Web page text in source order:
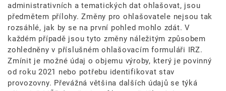
administrativních a tematických dat ohlašovat, jsou
předmětem přílohy. Změny pro ohlašovatele nejsou tak
rozsáhlé, jak by se na první pohled mohlo zdát. V
každém případě jsou tyto změny náležitým způsobem
zohledněny v příslušném ohlašovacím formuláři IRZ.
Zmínit je možné údaj o objemu výroby, který je povinný
od roku 2021 nebo potřebu identifikovat stav
provozovny. Převážná většina dalších údajů se týká